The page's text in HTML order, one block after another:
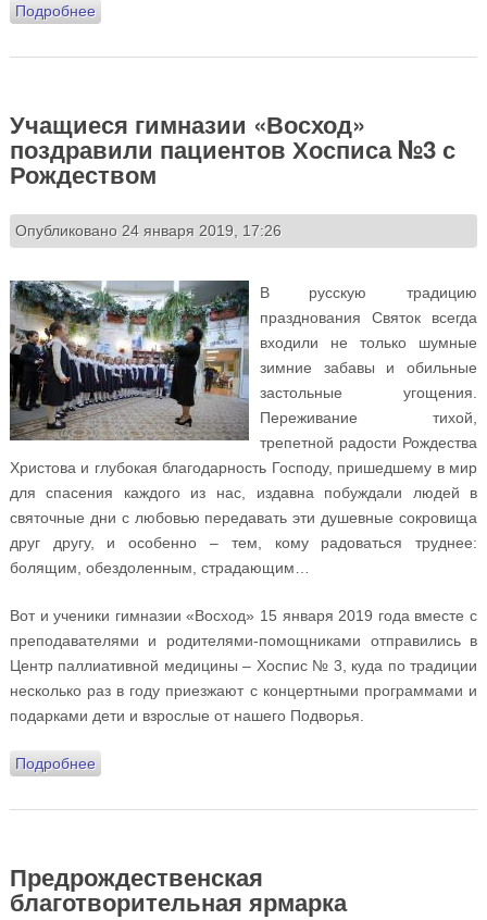
Подробнеео В дни Святок на Подворье состоялся
Учащиеся гимназии «Восход»
поздравили пациентов Хосписа №3 с
Рождеством
Опубликовано 24 января 2019, 17:26
В русскую традицию
празднования Святок всегда
входили не только шумные
зимние забавы и обильные
застольные угощения.
Переживание тихой,
трепетной радости Рождества
Христова и глубокая благодарность Господу, пришедшему в мир
для спасения каждого из нас, издавна побуждали людей в
святочные дни с любовью передавать эти душевные сокровища
друг другу, и особенно – тем, кому радоваться труднее:
болящим, обездоленным, страдающим…
Вот и ученики гимназии «Восход» 15 января 2019 года вместе с
преподавателями и родителями-помощниками отправились в
Центр паллиативной медицины – Хоспис № 3, куда по традиции
несколько раз в году приезжают с концертными программами и
подарками дети и взрослые от нашего Подворья.
Подробнеео Учащиеся гимназии «Восход» поздравили
Предрождественская
благотворительная ярмарка